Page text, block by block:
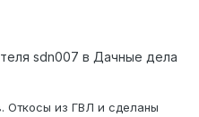
sdn007 в Дачные дела
Откосы из ГВЛ и сделаны